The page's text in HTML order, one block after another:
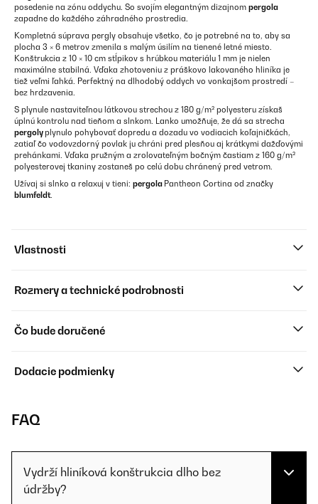
posedenie na zónu oddychu. So svojím elegantným dizajnom pergola
zapadne do každého záhradného prostredia.
Kompletná súprava pergly obsahuje všetko, čo je potrebné na to, aby sa
plocha 3 × 6 metrov zmenila s malým úsilím na tienené letné miesto.
Konštrukcia z 10 × 10 cm stĺpikov s hrúbkou materiálu 1 mm je nielen
maximálne stabilná. Vďaka zhotoveniu z práškovo lakovaného hliníka je
tiež veľmi ľahká. Perfektný na dlhodobý oddych vo vonkajšom prostredí –
bez hrdzavenia.
S plynule nastaviteľnou látkovou strechou z 180 g/m² polyesteru získaš
úplnú kontrolu nad tieňom a slnkom. Lanko umožňuje, že dá sa strecha
pergolyplynulo pohybovať dopredu a dozadu vo vodiacich koľajničkách,
zatiaľ čo vodovzdorný povlak ju chráni pred plesňou aj krátkymi dažďovými
prehánkami. Vďaka pružným a zrolovateľným bočným častiam z 160 g/m²
polyesterovej tkaniny zostaneš po celú dobu chránený pred vetrom.
Užívaj si slnko a relaxuj v tieni: pergola Pantheon Cortina od značky
blumfeldt.
Vlastnosti
Rozmery a technické podrobnosti
Čo bude doručené
Dodacie podmienky
FAQ
Vydrží hliníková konštrukcia dlho bez
údržby?